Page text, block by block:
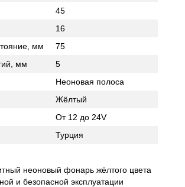
45
16
мм
75
мм
5
Неоновая полоса
Жёлтый
От 12 до 24V
Турция
неоновый фонарь жёлтого цвета
и безопасной эксплуатации